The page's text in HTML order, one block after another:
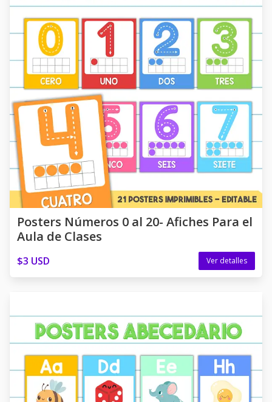
Posters Números 0 al 20- Afiches Para el
Aula de Clases
$3 USD Ver detalles